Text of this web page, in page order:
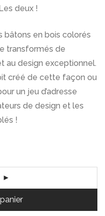
deux !
bâtons en bois colorés
transformés de
au design exceptionnel.
créé de cette façon ou
un jeu d’adresse
de design et les
!